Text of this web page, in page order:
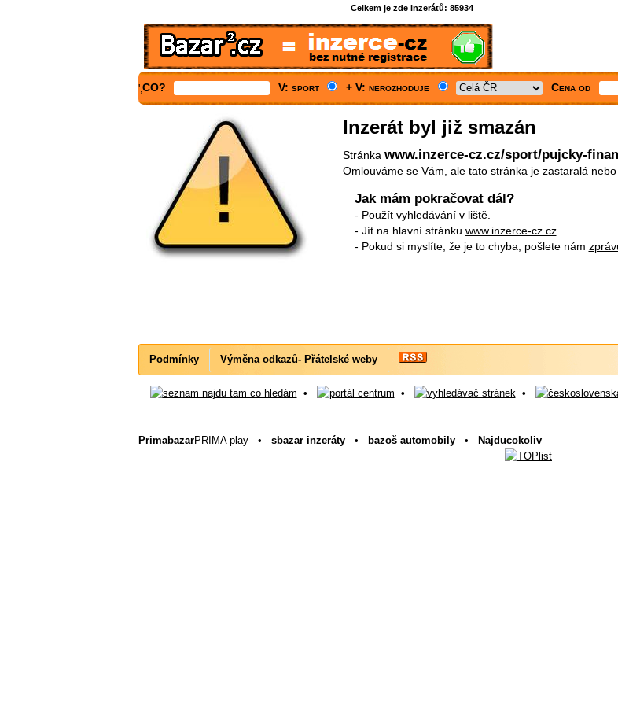
Celkem je zde inzerátů: 85934
';CO? V: sport + V: nerozhoduje Cena od
Inzerát byl již smazán
Stránka www.inzerce-cz.cz/sport/pujcky-
Omlouváme se Vám, ale tato stránka je zastaralá
Jak mám pokračovat dál?
- Použít vyhledávání v liště.
- Jít na hlavní stránku www.inzerce-cz.cz.
- Pokud si myslíte, že je to chyba, pošlete nám
Podmínky Výměna odkazů- Přátelské weby
• • •
PrimabazarPRIMA play • sbazar inzeráty• bazoš automobily• Najducokoliv